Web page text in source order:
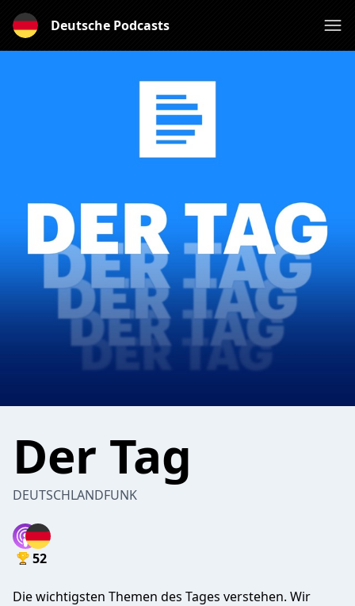
Deutsche Podcasts
Der Tag
DEUTSCHLANDFUNK
52
Die wichtigsten Themen des Tages verstehen. Wir